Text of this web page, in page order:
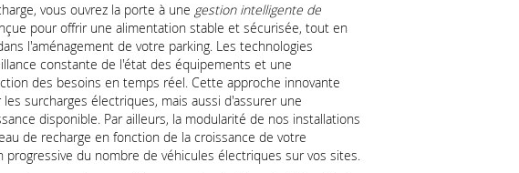
vous ouvrez la porte à une gestion intelligente de
pour offrir une alimentation stable et sécurisée, tout en
l'aménagement de votre parking. Les technologies
constante de l'état des équipements et une
des besoins en temps réel. Cette approche innovante
surcharges électriques, mais aussi d'assurer une
disponible. Par ailleurs, la modularité de nos installations
de recharge en fonction de la croissance de votre
du nombre de véhicules électriques sur vos sites.